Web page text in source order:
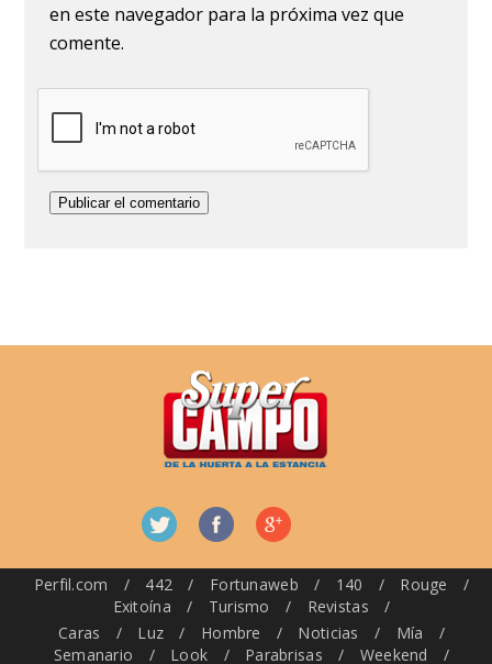
en este navegador para la próxima vez que
comente.
Perfil.com / 442 / Fortunaweb / 140 / Rouge
/
Exitoína
/ Turismo / Revistas
/
Caras
/ Luz / Hombre / Noticias / Mía
/
Semanario
/ Look / Parabrisas / Weekend /